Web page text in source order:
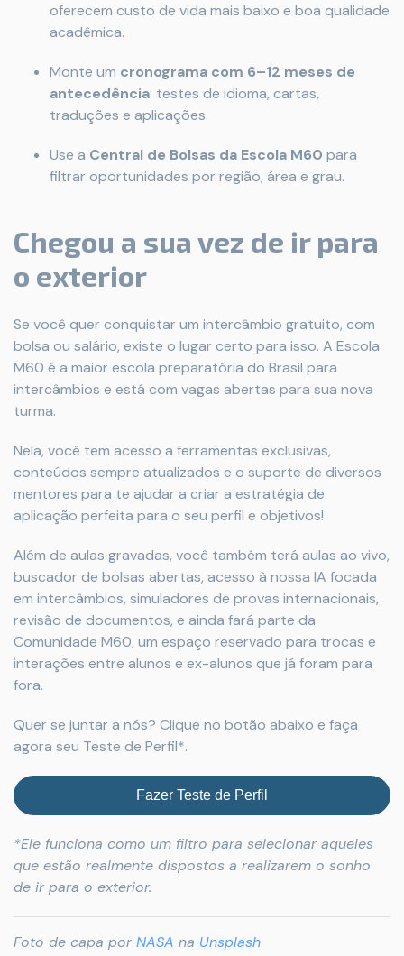
oferecem custo de vida mais baixo e boa qualidade
acadêmica.
Monte um cronograma com 6–12 meses de
antecedência: testes de idioma, cartas,
traduções e aplicações.
Use a Central de Bolsas da Escola M60 para
filtrar oportunidades por região, área e grau.
Chegou a sua vez de ir para
o exterior
Se você quer conquistar um intercâmbio gratuito, com
bolsa ou salário, existe o lugar certo para isso. A Escola
M60 é a maior escola preparatória do Brasil para
intercâmbios e está com vagas abertas para sua nova
turma.
Nela, você tem acesso a ferramentas exclusivas,
conteúdos sempre atualizados e o suporte de diversos
mentores para te ajudar a criar a estratégia de
aplicação perfeita para o seu perfil e objetivos!
Além de aulas gravadas, você também terá aulas ao vivo,
buscador de bolsas abertas, acesso à nossa IA focada
em intercâmbios, simuladores de provas internacionais,
revisão de documentos, e ainda fará parte da
Comunidade M60, um espaço reservado para trocas e
interações entre alunos e ex-alunos que já foram para
fora.
Quer se juntar a nós? Clique no botão abaixo e faça
agora seu Teste de Perfil*.
Fazer Teste de Perfil
*Ele funciona como um filtro para selecionar aqueles
que estão realmente dispostos a realizarem o sonho
de ir para o exterior.
Foto de capa por NASA na Unsplash